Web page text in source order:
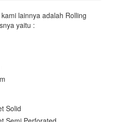
lainnya adalah Rolling
yaitu :
Solid